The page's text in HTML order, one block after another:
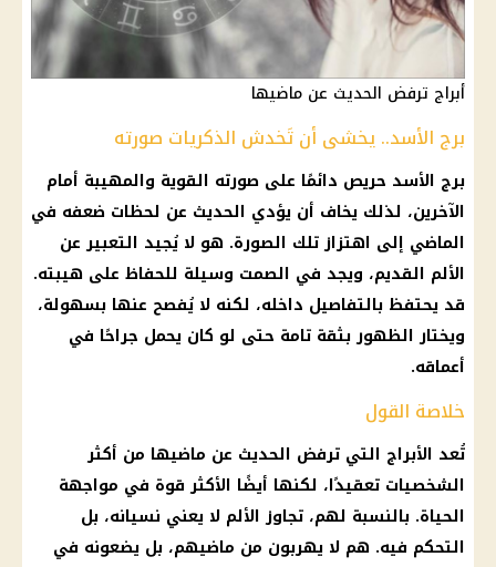
أبراج ترفض الحديث عن ماضيها
برج الأسد.. يخشى أن تَخدش الذكريات صورته
برج الأسد حريص دائمًا على صورته القوية والمهيبة أمام
الآخرين، لذلك يخاف أن يؤدي الحديث عن لحظات ضعفه في
الماضي إلى اهتزاز تلك الصورة. هو لا يُجيد التعبير عن
الألم القديم، ويجد في الصمت وسيلة للحفاظ على هيبته.
قد يحتفظ بالتفاصيل داخله، لكنه لا يُفصح عنها بسهولة،
ويختار الظهور بثقة تامة حتى لو كان يحمل جراحًا في
أعماقه.
خلاصة القول
تُعد الأبراج التي ترفض الحديث عن ماضيها من أكثر
الشخصيات تعقيدًا، لكنها أيضًا الأكثر قوة في مواجهة
الحياة. بالنسبة لهم، تجاوز الألم لا يعني نسيانه، بل
التحكم فيه. هم لا يهربون من ماضيهم، بل يضعونه في